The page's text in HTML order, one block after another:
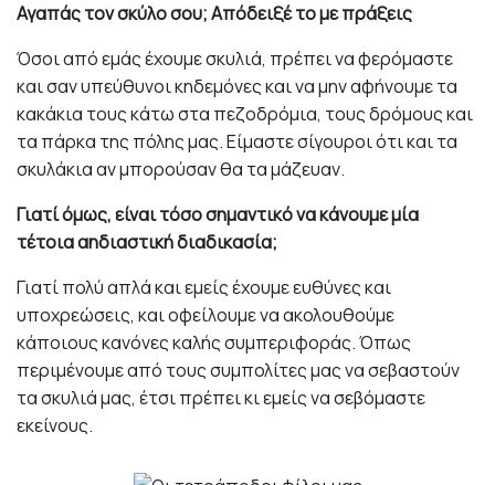
Αγαπάς τον σκύλο σου; Απόδειξέ το με πράξεις
Όσοι από εμάς έχουμε σκυλιά, πρέπει να φερόμαστε
και σαν υπεύθυνοι κηδεμόνες και να μην αφήνουμε τα
κακάκια τους κάτω στα πεζοδρόμια, τους δρόμους και
τα πάρκα της πόλης μας. Είμαστε σίγουροι ότι και τα
σκυλάκια αν μπορούσαν θα τα μάζευαν.
Γιατί όμως, είναι τόσο σημαντικό να κάνουμε μία
τέτοια αηδιαστική διαδικασία;
Γιατί πολύ απλά και εμείς έχουμε ευθύνες και
υποχρεώσεις, και οφείλουμε να ακολουθούμε
κάποιους κανόνες καλής συμπεριφοράς. Όπως
περιμένουμε από τους συμπολίτες μας να σεβαστούν
τα σκυλιά μας, έτσι πρέπει κι εμείς να σεβόμαστε
εκείνους.